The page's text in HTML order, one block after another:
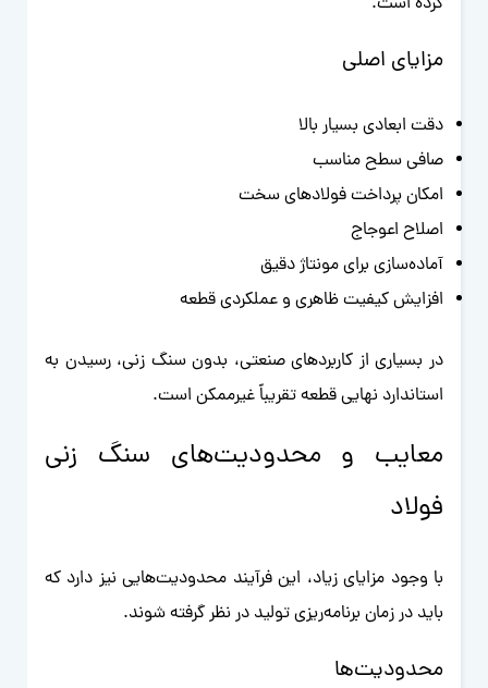
مزایای اصلی
دقت ابعادی بسیار بالا
صافی سطح مناسب
امکان پرداخت فولادهای سخت
اصلاح اعوجاج
آماده‌سازی برای مونتاژ دقیق
افزایش کیفیت ظاهری و عملکردی قطعه
در بسیاری از کاربردهای صنعتی، بدون سنگ زنی، رسیدن به
استاندارد نهایی قطعه تقریباً غیرممکن است.
معایب و محدودیت‌های سنگ زنی
فولاد
با وجود مزایای زیاد، این فرآیند محدودیت‌هایی نیز دارد که
باید در زمان برنامه‌ریزی تولید در نظر گرفته شوند.
محدودیت‌ها